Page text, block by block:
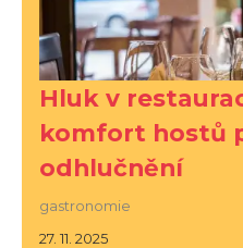
Hluk v
komfort hostů
odhlučnění
gastronomie
27. 11. 2025